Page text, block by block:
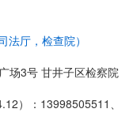
厅，检查院）
场3号 甘井子区检察院
）：13998505511、